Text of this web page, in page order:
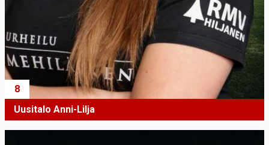
8
Uusitalo Anni-Lilja